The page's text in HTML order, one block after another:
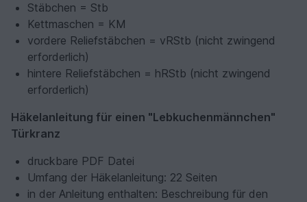
Stäbchen = Stb
Kettmaschen = KM
vordere Reliefstäbchen = vRStb (nicht zwingend
erforderlich)
hintere Reliefstäbchen = hRStb (nicht zwingend
erforderlich)
Häkelanleitung für einen "Lebkuchenmännchen"
Türkranz
druckbare PDF Datei
Umfang der Häkelanleitung: 22 Seiten
in der Anleitung enthalten: Beschreibung für den